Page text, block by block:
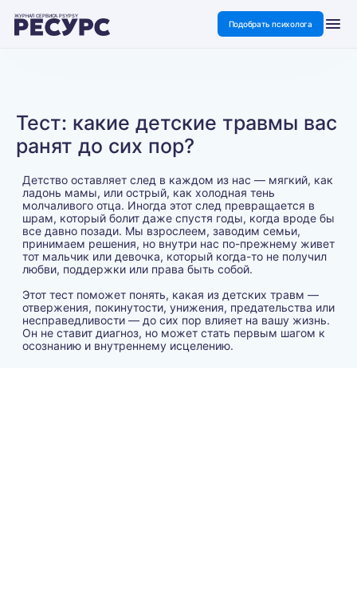
ЖУРНАЛ СЕРВИСА PSYPSY
Подобрать психолога
Тест: какие детские травмы вас
ранят до сих пор?
Детство оставляет след в каждом из нас — мягкий, как
ладонь мамы, или острый, как холодная тень
молчаливого отца. Иногда этот след превращается в
шрам, который болит даже спустя годы, когда вроде бы
все давно позади. Мы взрослеем, заводим семьи,
принимаем решения, но внутри нас по-прежнему живет
тот мальчик или девочка, который когда-то не получил
любви, поддержки или права быть собой.
Этот тест поможет понять, какая из детских травм —
отвержения, покинутости, унижения, предательства или
несправедливости — до сих пор влияет на вашу жизнь.
Он не ставит диагноз, но может стать первым шагом к
осознанию и внутреннему исцелению.